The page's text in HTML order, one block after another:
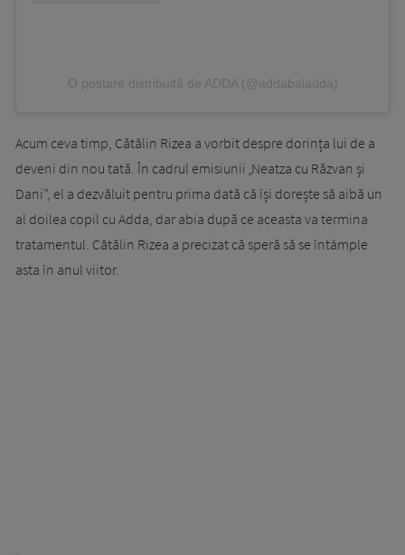
O postare distribuită de ADDA (@addabaladda)
Acum ceva timp, Cătălin Rizea a vorbit despre dorința lui de a
deveni din nou tată. În cadrul emisiunii „Neatza cu Răzvan și
Dani”, el a dezvăluit pentru prima dată că își dorește să aibă un
al doilea copil cu Adda, dar abia după ce aceasta va termina
tratamentul. Cătălin Rizea a precizat că speră să se întâmple
asta în anul viitor.